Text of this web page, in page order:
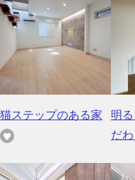
猫ステップのある家
明
だ